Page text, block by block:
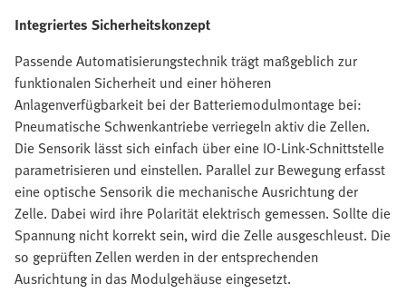
Integriertes Sicherheitskonzept
Passende Automatisierungstechnik trägt maßgeblich zur
funktionalen Sicherheit und einer höheren
Anlagenverfügbarkeit bei der Batteriemodulmontage bei:
Pneumatische Schwenkantriebe verriegeln aktiv die Zellen.
Die Sensorik lässt sich einfach über eine IO-Link-Schnittstelle
parametrisieren und einstellen. Parallel zur Bewegung erfasst
eine optische Sensorik die mechanische Ausrichtung der
Zelle. Dabei wird ihre Polarität elektrisch gemessen. Sollte die
Spannung nicht korrekt sein, wird die Zelle ausgeschleust. Die
so geprüften Zellen werden in der entsprechenden
Ausrichtung in das Modulgehäuse eingesetzt.